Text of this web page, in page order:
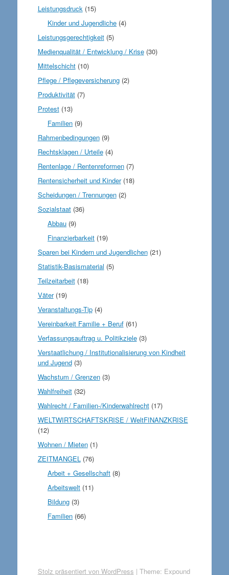
Leistungsdruck(15)
Kinder und Jugendliche (4)
Leistungsgerechtigkeit(5)
Medienqualität / Entwicklung / Krise(30)
Mittelschicht(10)
Pflege / Pflegeversicherung(2)
Produktivität(7)
Protest(13)
Familien (9)
Rahmenbedingungen(9)
Rechtsklagen / Urteile(4)
Rentenlage / Rentenreformen(7)
Rentensicherheit und Kinder(18)
Scheidungen / Trennungen(2)
Sozialstaat(36)
Abbau (9)
Finanzierbarkeit (19)
Sparen bei Kindern und Jugendlichen(21)
Statistik-Basismaterial (5)
Teilzeitarbeit(18)
Väter(19)
Veranstaltungs-Tip(4)
Vereinbarkeit Familie + Beruf(61)
Verfassungsauftrag u. Politikziele(3)
Verstaatlichung / Institutionalisierung von Kindheit
und Jugend(3)
Wachstum / Grenzen(3)
Wahlfreiheit(32)
Wahlrecht / Familien-/Kinderwahlrecht(17)
WELTWIRTSCHAFTSKRISE / WeltFINANZKRISE
(12)
Wohnen / Mieten(1)
ZEITMANGEL(76)
Arbeit + Gesellschaft (8)
Arbeitswelt (11)
Bildung (3)
Familien (66)
Stolz präsentiert von WordPress | Theme: Expound